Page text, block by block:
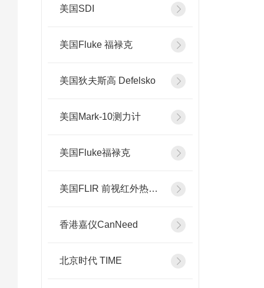
美国SDI
美国Fluke 福禄克
美国狄夫斯高 Defelsko
美国Mark-10测力计
美国Fluke福禄克
美国FLIR 前视红外热像系统
香港嘉仪CanNeed
北京时代 TIME